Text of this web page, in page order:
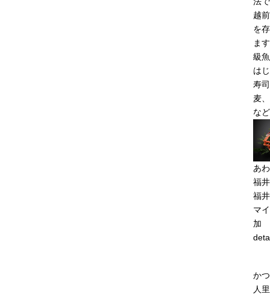
越
を
ま
級
は
寿
麦
な
あ
福
福
マ
加
か
人